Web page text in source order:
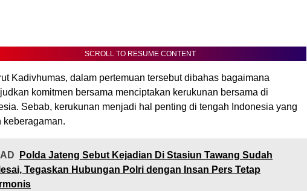
SCROLL TO RESUME CONTENT
Kadivhumas, dalam pertemuan tersebut dibahas bagaimana
komitmen bersama menciptakan kerukunan bersama di
Sebab, kerukunan menjadi hal penting di tengah Indonesia yang
keberagaman.
Polda Jateng Sebut Kejadian Di Stasiun Tawang Sudah
Tegaskan Hubungan Polri dengan Insan Pers Tetap